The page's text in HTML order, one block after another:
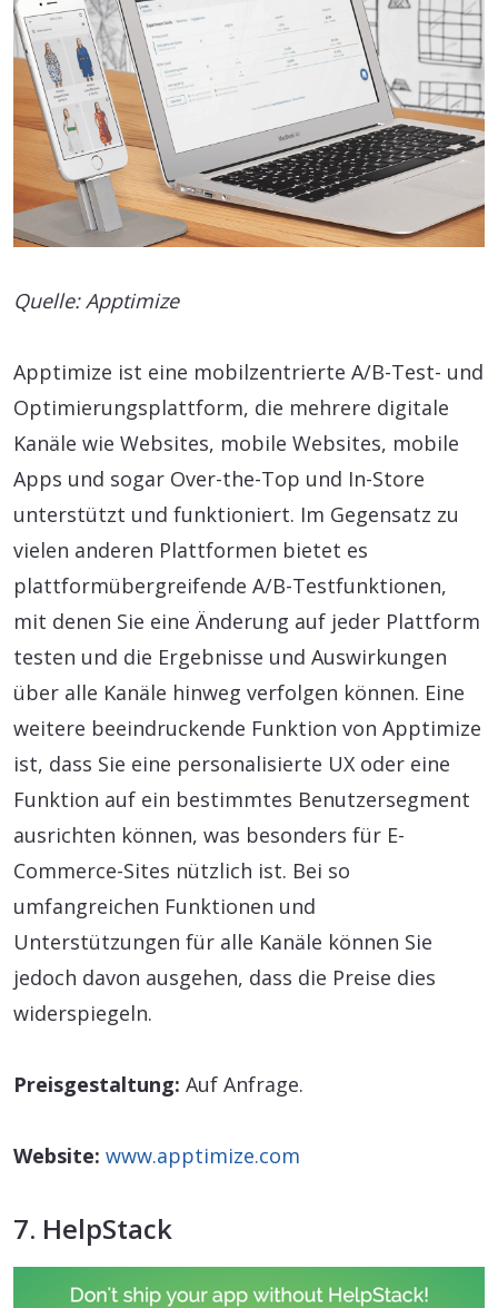
Quelle: Apptimize
Apptimize ist eine mobilzentrierte A/B-Test- und
Optimierungsplattform, die mehrere digitale
Kanäle wie Websites, mobile Websites, mobile
Apps und sogar Over-the-Top und In-Store
unterstützt und funktioniert. Im Gegensatz zu
vielen anderen Plattformen bietet es
plattformübergreifende A/B-Testfunktionen,
mit denen Sie eine Änderung auf jeder Plattform
testen und die Ergebnisse und Auswirkungen
über alle Kanäle hinweg verfolgen können. Eine
weitere beeindruckende Funktion von Apptimize
ist, dass Sie eine personalisierte UX oder eine
Funktion auf ein bestimmtes Benutzersegment
ausrichten können, was besonders für E-
Commerce-Sites nützlich ist. Bei so
umfangreichen Funktionen und
Unterstützungen für alle Kanäle können Sie
jedoch davon ausgehen, dass die Preise dies
widerspiegeln.
Preisgestaltung: Auf Anfrage.
Website: www.apptimize.com
7. HelpStack